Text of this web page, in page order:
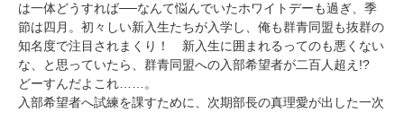
は一体どうすれば──なんて悩んでいたホワイトデーも過ぎ、季
節は四月。初々しい新入生たちが入学し、俺も群青同盟も抜群の
知名度で注目されまくり！ 新入生に囲まれるってのも悪くない
な、と思っていたら、群青同盟への入部希望者が二百人超え!?
どーすんだよこれ……。
入部希望者へ試練を課すために、次期部長の真理愛が出した一次